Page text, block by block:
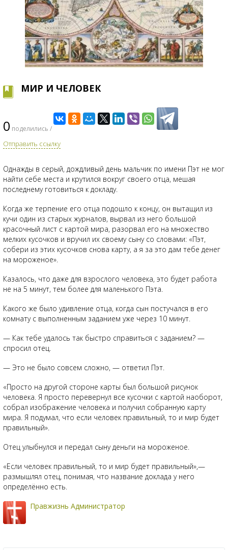
​МИР И ЧЕЛОВЕК
0 поделились /
Отправить ссылку
Однажды в серый, дождливый день мальчик по имени Пэт не мог
найти себе места и крутился вокруг своего отца, мешая
последнему готовиться к докладу.
Когда же терпение его отца подошло к концу, он вытащил из
кучи один из старых журналов, вырвал из него большой
красочный лист с картой мира, разорвал его на множество
мелких кусочков и вручил их своему сыну со словами: «Пэт,
собери из этих кусочков снова карту, а я за это дам тебе денег
на мороженое».
Казалось, что даже для взрослого человека, это будет работа
не на 5 минут, тем более для маленького Пэта.
Какого же было удивление отца, когда сын постучался в его
комнату с выполненным заданием уже через 10 минут.
— Как тебе удалось так быстро справиться с заданием? —
спросил отец.
— Это не было совсем сложно, — ответил Пэт.
«Просто на другой стороне карты был большой рисунок
человека. Я просто перевернул все кусочки с картой наоборот,
собрал изображение человека и получил собранную карту
мира. Я подумал, что если человек правильный, то и мир будет
правильный».
Отец улыбнулся и передал сыну деньги на мороженое.
«Если человек правильный, то и мир будет правильный»,—
размышлял отец, понимая, что название доклада у него
определённо есть.
Правжизнь Администратор